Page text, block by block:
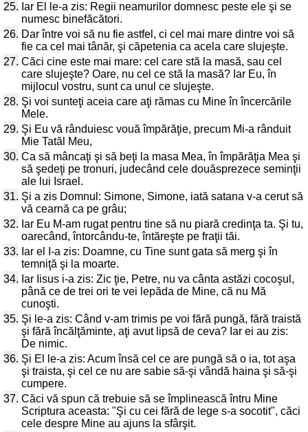
25. Iar El le-a zis: Regii neamurilor domnesc peste ele şi se
numesc binefăcători.
26. Dar între voi să nu fie astfel, ci cel mai mare dintre voi să
fie ca cel mai tânăr, şi căpetenia ca acela care slujeşte.
27. Căci cine este mai mare: cel care stă la masă, sau cel
care slujeşte? Oare, nu cel ce stă la masă? Iar Eu, în
mijlocul vostru, sunt ca unul ce slujeşte.
28. Şi voi sunteţi aceia care aţi rămas cu Mine în încercările
Mele.
29. Şi Eu vă rânduiesc vouă împărăţie, precum Mi-a rânduit
Mie Tatăl Meu,
30. Ca să mâncaţi şi să beţi la masa Mea, în împărăţia Mea şi
să şedeţi pe tronuri, judecând cele douăsprezece seminţii
ale lui Israel.
31. Şi a zis Domnul: Simone, Simone, iată satana v-a cerut să
vă cearnă ca pe grâu;
32. Iar Eu M-am rugat pentru tine să nu piară credinţa ta. Şi tu,
oarecând, întorcându-te, întăreşte pe fraţii tăi.
33. Iar el I-a zis: Doamne, cu Tine sunt gata să merg şi în
temniţă şi la moarte.
34. Iar Iisus i-a zis: Zic ţie, Petre, nu va cânta astăzi cocoşul,
până ce de trei ori te vei lepăda de Mine, că nu Mă
cunoşti.
35. Şi le-a zis: Când v-am trimis pe voi fără pungă, fără traistă
şi fără încălţăminte, aţi avut lipsă de ceva? Iar ei au zis:
De nimic.
36. Şi El le-a zis: Acum însă cel ce are pungă să o ia, tot aşa
şi traista, şi cel ce nu are sabie să-şi vândă haina şi să-şi
cumpere.
37. Căci vă spun că trebuie să se împlinească întru Mine
Scriptura aceasta: "Şi cu cei fără de lege s-a socotit", căci
cele despre Mine au ajuns la sfârşit.